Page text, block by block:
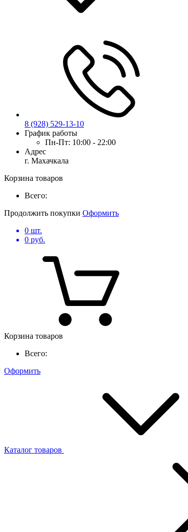
8 (928) 529-13-10
График работы
Пн-Пт: 10:00 - 22:00
Адрес
г. Махачкала
Корзина товаров
Всего:
Продолжить покупки Оформить
0 шт.
0 руб.
Корзина товаров
Всего:
Оформить
Каталог товаров